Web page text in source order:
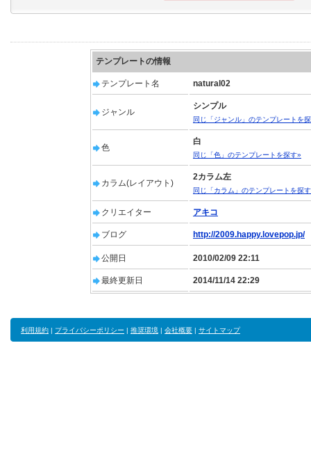
テンプレートの情報
テンプレート名 natural02
ジャンル
シンプル
同じ「ジャンル」のテンプレートを
色
白
同じ「色」のテンプレートを探す»
カラム(レイアウト)
2カラム左
同じ「カラム」のテンプレートを探
クリエイター アキコ
ブログ http://2009.happy.lovepop.jp/
公開日 2010/02/09 22:11
最終更新日 2014/11/14 22:29
利用規約 | プライバシーポリシー | 推奨環境 | 会社概要 | サイトマップ